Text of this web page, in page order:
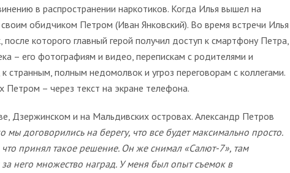
в распространении наркотиков. Когда Илья вышел на
обидчиком Петром (Иван Янковский). Во время встречи Илья
которого главный герой получил доступ к смартфону Петра,
– его фотографиям и видео, перепискам с родителями и
странным, полным недомолвок и угроз переговорам с коллегами.
Петром – через текст на экране телефона.
Дзержинском и на Мальдивских островах. Александр Петров
договорились на берегу, что все будет максимально просто.
принял такое решение. Он же снимал «Салют-7», там
него множество наград. У меня был опыт съемок в